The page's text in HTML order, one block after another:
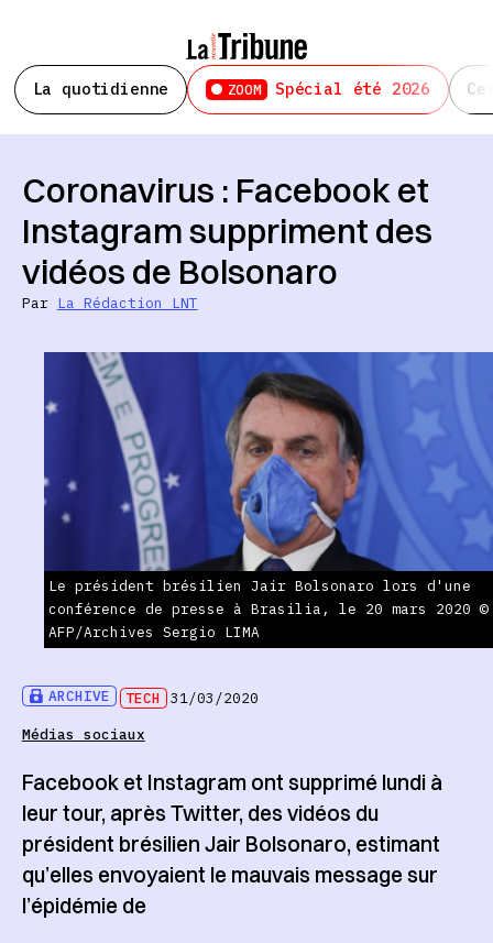
La quotidienne ZOOM Spécial été 2026
ARCHIVE TECH 31/03/2020
Médias sociaux
Coronavirus : Facebook et
Instagram suppriment des
vidéos de Bolsonaro
Par La Rédaction LNT
Le président brésilien Jair Bolsonaro lors d'une
conférence de presse à Brasilia, le 20 mars 2020 ©
AFP/Archives Sergio LIMA
Facebook et Instagram ont supprimé lundi à
leur tour, après Twitter, des vidéos du
président brésilien Jair Bolsonaro, estimant
qu’elles envoyaient le mauvais message sur
l’épidémie de